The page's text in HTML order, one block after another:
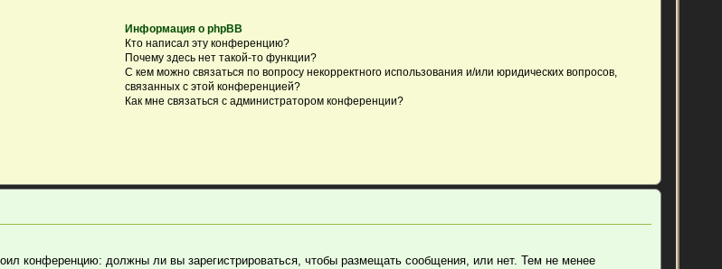
Информация о phpBB
Кто написал эту конференцию?
Почему здесь нет такой-то функции?
С кем можно связаться по вопросу некорректного использования и/или юридических вопросов,
связанных с этой конференцией?
Как мне связаться с администратором конференции?
конференцию: должны ли вы зарегистрироваться, чтобы размещать сообщения, или нет. Тем не менее